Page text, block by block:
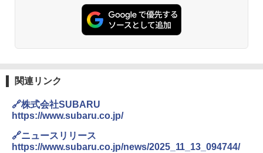
関連リンク
🔗株式会社SUBARU
https://www.subaru.co.jp/
🔗ニュースリリース
https://www.subaru.co.jp/news/2025_11_13_094744/